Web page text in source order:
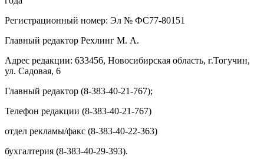
Регистрационный номер: Эл № ФС77-80151
Главный редактор Рехлинг М. А.
Адрес редакции: 633456, Новосибирская область, г.Тогучин,
ул. Садовая, 6
Главный редактор (8-383-40-21-767);
Телефон редакции (8-383-40-21-767)
отдел рекламы/факс (8-383-40-22-363)
бухгалтерия (8-383-40-29-393).